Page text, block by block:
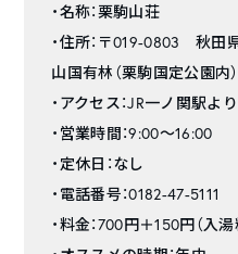
・名称：栗駒山荘
・住所：〒019-0803 秋田
山国有林（栗駒国定公園内）
・アクセス：JR一ノ関駅よ
・営業時間：9:00〜16:00
・定休日：なし
・電話番号：0182-47-5111
・料金：700円＋150円（入湯